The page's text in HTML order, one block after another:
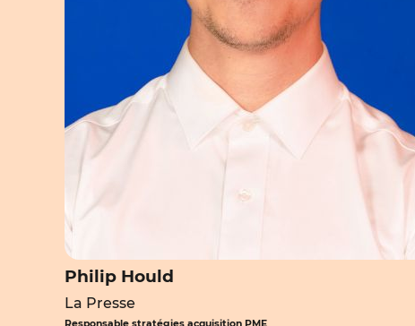
Philip Hould
La Presse